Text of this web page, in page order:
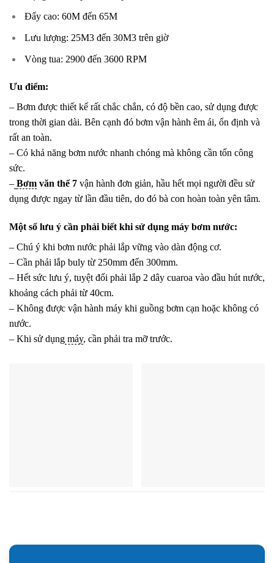
Đẩy cao: 60M đến 65M
Lưu lượng: 25M3 đến 30M3 trên giờ
Vòng tua: 2900 đến 3600 RPM
Ưu điểm:
– Bơm được thiết kế rất chắc chắn, có độ bền cao, sử dụng được
trong thời gian dài. Bên cạnh đó bơm vận hành êm ái, ổn định và
rất an toàn.
– Có khả năng bơm nước nhanh chóng mà không cần tốn công
sức.
– Bơm văn thể 7 vận hành đơn giản, hầu hết mọi người đều sử
dụng được ngay từ lần đầu tiên, do đó bà con hoàn toàn yên tâm.
Một số lưu ý cần phải biết khi sử dụng máy bơm nước:
– Chú ý khi bơm nước phải lắp vững vào dàn động cơ.
– Cần phải lắp buly từ 250mm đến 300mm.
– Hết sức lưu ý, tuyệt đối phải lắp 2 dây cuaroa vào đầu hút nước,
khoảng cách phải từ 40cm.
– Không được vận hành máy khi guồng bơm cạn hoặc không có
nước.
– Khi sử dụng máy, cần phải tra mỡ trước.